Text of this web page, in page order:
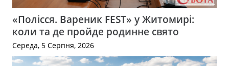
«Полісся. Вареник FEST» у Житомирі:
коли та де пройде родинне свято
Середа, 5 Серпня, 2026